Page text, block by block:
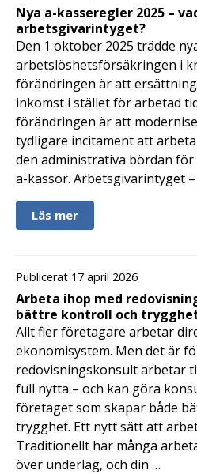
Nya a-kasseregler 2025 –
arbetsgivarintyget?
Den 1 oktober 2025 trädde
arbetslöshetsförsäkringen i
förändringen är att
inkomst i stället för arbetad
förändringen är att
tydligare incitament att
den administrativa bördan
a-kassor. Arbetsgivarintyget
Läs mer
Publicerat 17 april 2026
Arbeta ihop med
bättre kontroll och
Allt fler företagare arbetar
ekonomisystem. Men det är
redovisningskonsult arbetar
full nytta – och kan göra
företaget som skapar både
trygghet. Ett nytt sätt att
Traditionellt har många
över underlag, och din …